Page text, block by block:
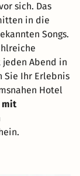
sich. Das
in die
Songs.
jeden Abend in
Sie Ihr Erlebnis
Hotel
mit